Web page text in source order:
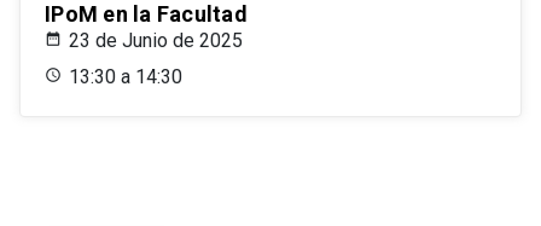
IPoM en la Facultad
23 de Junio de 2025
13:30 a 14:30